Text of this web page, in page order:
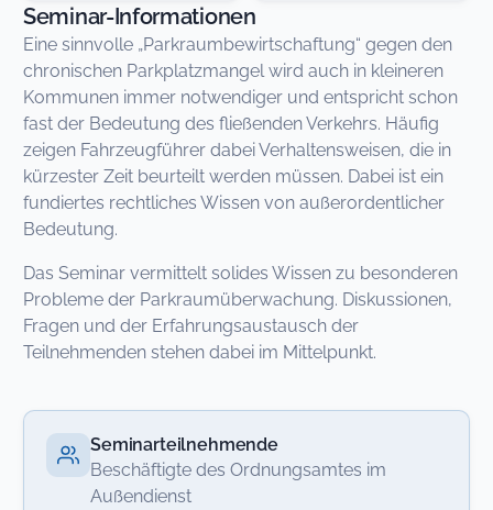
Seminar-Informationen
Eine sinnvolle „Parkraumbewirtschaftung“ gegen den
chronischen Parkplatzmangel wird auch in kleineren
Kommunen immer notwendiger und entspricht schon
fast der Bedeutung des fließenden Verkehrs. Häufig
zeigen Fahrzeugführer dabei Verhaltensweisen, die in
kürzester Zeit beurteilt werden müssen. Dabei ist ein
fundiertes rechtliches Wissen von außerordentlicher
Bedeutung.
Das Seminar vermittelt solides Wissen zu besonderen
Probleme der Parkraumüberwachung. Diskussionen,
Fragen und der Erfahrungsaustausch der
Teilnehmenden stehen dabei im Mittelpunkt.
Seminarteilnehmende
Beschäftigte des Ordnungsamtes im
Außendienst